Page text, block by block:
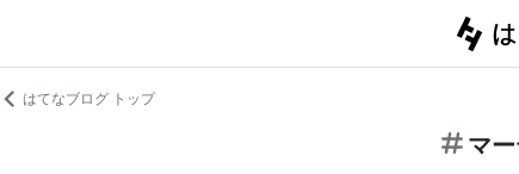
はてなブログ トップ
マ